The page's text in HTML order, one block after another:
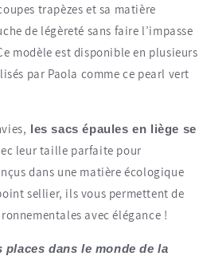
trapèzes et sa matière
de légèreté sans faire l’impasse
modèle est disponible en plusieurs
par Paola comme ce pearl vert
les sacs épaules en liège se
leur taille parfaite pour
dans une matière écologique
sellier, ils vous permettent de
avec élégance !
dans le monde de la